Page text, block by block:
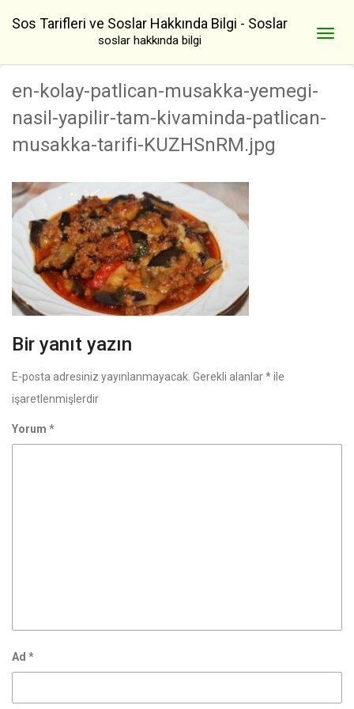
Sos Tarifleri ve Soslar Hakkında Bilgi - Soslar
soslar hakkında bilgi
en-kolay-patlican-musakka-yemegi-
nasil-yapilir-tam-kivaminda-patlican-
musakka-tarifi-KUZHSnRM.jpg
Bir yanıt yazın
E-posta adresiniz yayınlanmayacak. Gerekli alanlar*ile
işaretlenmişlerdir
Yorum *
Ad *